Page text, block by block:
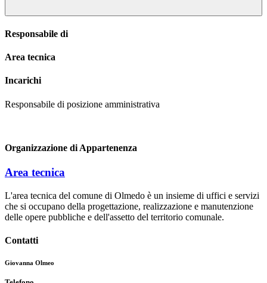
Responsabile di
Area tecnica
Incarichi
Responsabile di posizione amministrativa
Organizzazione di Appartenenza
Area tecnica
L'area tecnica del comune di Olmedo è un insieme di uffici e servizi
che si occupano della progettazione, realizzazione e manutenzione
delle opere pubbliche e dell'assetto del territorio comunale.
Contatti
Giovanna Olmeo